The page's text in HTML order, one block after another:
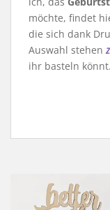
möchte, findet
die sich dank
Auswahl stehen
ihr basteln könnt.